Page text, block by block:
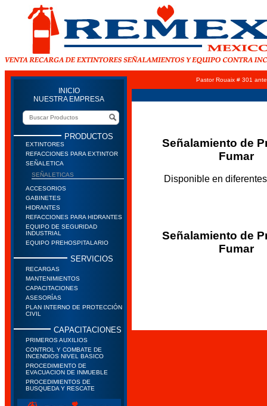
INICIO
NUESTRA EMPRESA
PRODUCTOS
EXTINTORES
REFACCIONES PARA EXTINTOR
SEÑALETICA
SEÑALETICAS
ACCESORIOS
GABINETES
HIDRANTES
REFACCIONES PARA HIDRANTES
EQUIPO DE SEGURIDAD
INDUSTRIAL
EQUIPO PREHOSPITALARIO
SERVICIOS
RECARGAS
MANTENIMIENTOS
CAPACITACIONES
ASESORÍAS
PLAN INTERNO DE PROTECCIÓN
CIVIL
CAPACITACIONES
PRIMEROS AUXILIOS
CONTROL Y COMBATE DE
INCENDIOS NIVEL BASICO
PROCEDIMIENTO DE
EVACUACION DE INMUEBLE
PROCEDIMIENTOS DE
BUSQUEDA Y RESCATE
Pastor Rouaix # 301
Señalamiento de
Fumar
Disponible en
Señalamiento de
Fumar